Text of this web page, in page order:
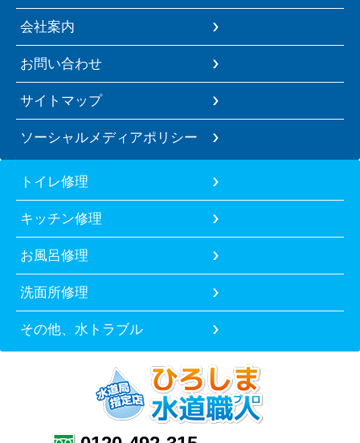
会社案内
お問い合わせ
サイトマップ
ソーシャルメディアポリシー
トイレ修理
キッチン修理
お風呂修理
洗面所修理
その他、水トラブル